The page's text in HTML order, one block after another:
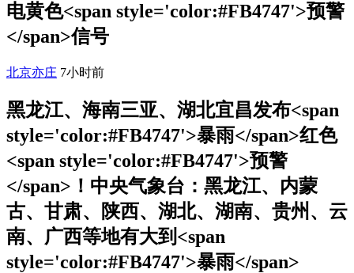
电黄色<span style='color:#FB4747'>预警
</span>信号
北京亦庄 7小时前
黑龙江、海南三亚、湖北宜昌发布<span
style='color:#FB4747'>暴雨</span>红色
<span style='color:#FB4747'>预警
</span>！中央气象台：黑龙江、内蒙
古、甘肃、陕西、湖北、湖南、贵州、云
南、广西等地有大到<span
style='color:#FB4747'>暴雨</span>